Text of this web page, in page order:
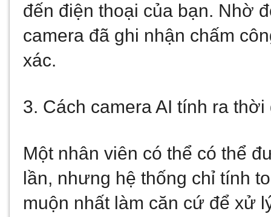
đến điện thoại của bạn. Nhờ
camera đã ghi nhận chấm
xác.
3. Cách camera AI tính ra
Một nhân viên có thể có thể
lần, nhưng hệ thống chỉ tính
muộn nhất làm căn cứ để xử